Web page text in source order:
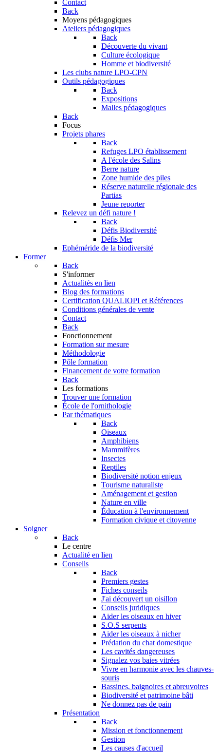
Contact
Back
Moyens pédagogiques
Ateliers pédagogiques
Back
Découverte du vivant
Culture écologique
Homme et biodiversité
Les clubs nature LPO-CPN
Outils pédagogiques
Back
Expositions
Malles pédagogiques
Back
Focus
Projets phares
Back
Refuges LPO établissement
A l'école des Salins
Berre nature
Zone humide des piles
Réserve naturelle régionale des
Partias
Jeune reporter
Relevez un défi nature !
Back
Défis Biodiversité
Défis Mer
Ephéméride de la biodiversité
Former
Back
S'informer
Actualités en lien
Blog des formations
Certification QUALIOPI et Références
Conditions générales de vente
Contact
Back
Fonctionnement
Formation sur mesure
Méthodologie
Pôle formation
Financement de votre formation
Back
Les formations
Trouver une formation
École de l'ornithologie
Par thématiques
Back
Oiseaux
Amphibiens
Mammifères
Insectes
Reptiles
Biodiversité notion enjeux
Tourisme naturaliste
Aménagement et gestion
Nature en ville
Éducation à l'environnement
Formation civique et citoyenne
Soigner
Back
Le centre
Actualité en lien
Conseils
Back
Premiers gestes
Fiches conseils
J'ai découvert un oisillon
Conseils juridiques
Aider les oiseaux en hiver
S.O.S serpents
Aider les oiseaux à nicher
Prédation du chat domestique
Les cavités dangereuses
Signalez vos baies vitrées
Vivre en harmonie avec les chauves-
souris
Bassines, baignoires et abreuvoires
Biodiversité et patrimoine bâti
Ne donnez pas de pain
Présentation
Back
Mission et fonctionnement
Gestion
Les causes d'accueil